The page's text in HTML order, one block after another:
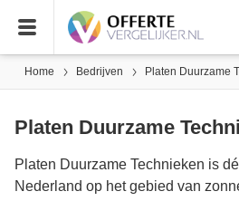
Home Bedrijven Platen Duurzame
Platen Duurzame
Platen Duurzame Technieken is
Nederland op het gebied van